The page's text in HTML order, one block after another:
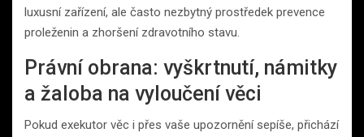
luxusní zařízení, ale často nezbytný prostředek prevence
proleženin a zhoršení zdravotního stavu.
Právní obrana: vyškrtnutí, námitky
a žaloba na vyloučení věci
Pokud exekutor věc i přes vaše upozornění sepíše, přichází